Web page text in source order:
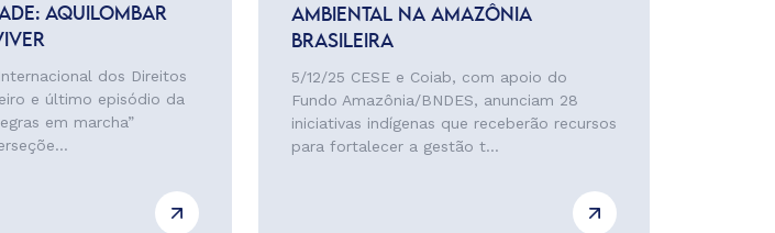
AQUILOMBAR
dos Direitos
e último episódio da
em marcha”
AMBIENTAL NA AMAZÔNIA
BRASILEIRA
5/12/25 CESE e Coiab, com apoio do
Fundo Amazônia/BNDES, anunciam 28
iniciativas indígenas que receberão recursos
para fortalecer a gestão t...